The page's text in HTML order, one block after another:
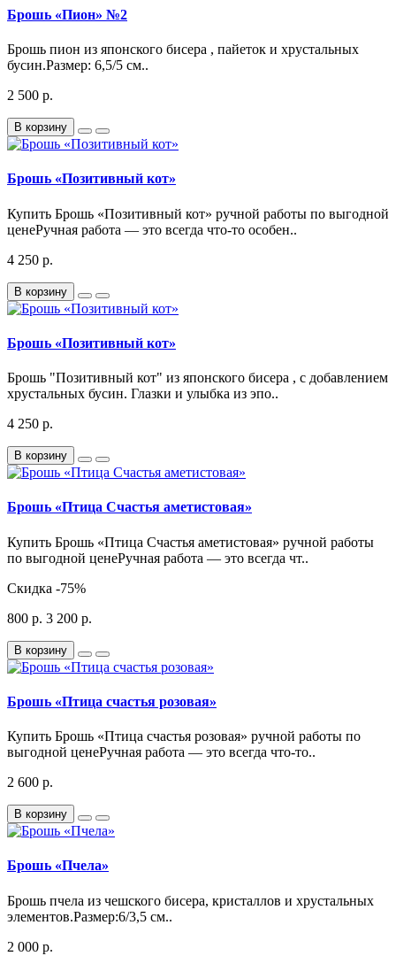
Брошь «Пион» №2
Брошь пион из японского бисера , пайеток и хрустальных
бусин.Размер: 6,5/5 см..
2 500 р.
В корзину
Брошь «Позитивный кот»
Купить Брошь «Позитивный кот» ручной работы по выгодной
ценеРучная работа — это всегда что-то особен..
4 250 р.
В корзину
Брошь «Позитивный кот»
Брошь "Позитивный кот" из японского бисера , с добавлением
хрустальных бусин. Глазки и улыбка из эпо..
4 250 р.
В корзину
Брошь «Птица Счастья аметистовая»
Купить Брошь «Птица Счастья аметистовая» ручной работы
по выгодной ценеРучная работа — это всегда чт..
Скидка -75%
800 р. 3 200 р.
В корзину
Брошь «Птица счастья розовая»
Купить Брошь «Птица счастья розовая» ручной работы по
выгодной ценеРучная работа — это всегда что-то..
2 600 р.
В корзину
Брошь «Пчела»
Брошь пчела из чешского бисера, кристаллов и хрустальных
элементов.Размер:6/3,5 см..
2 000 р.